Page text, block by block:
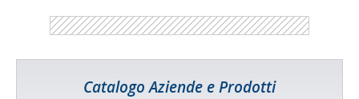
Catalogo Aziende e Prodotti